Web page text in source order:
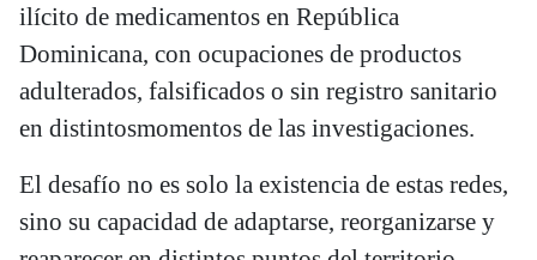
ilícito de medicamentos en República
Dominicana, con ocupaciones de productos
adulterados, falsificados o sin registro sanitario
en distintosmomentos de las investigaciones.
El desafío no es solo la existencia de estas redes,
sino su capacidad de adaptarse, reorganizarse y